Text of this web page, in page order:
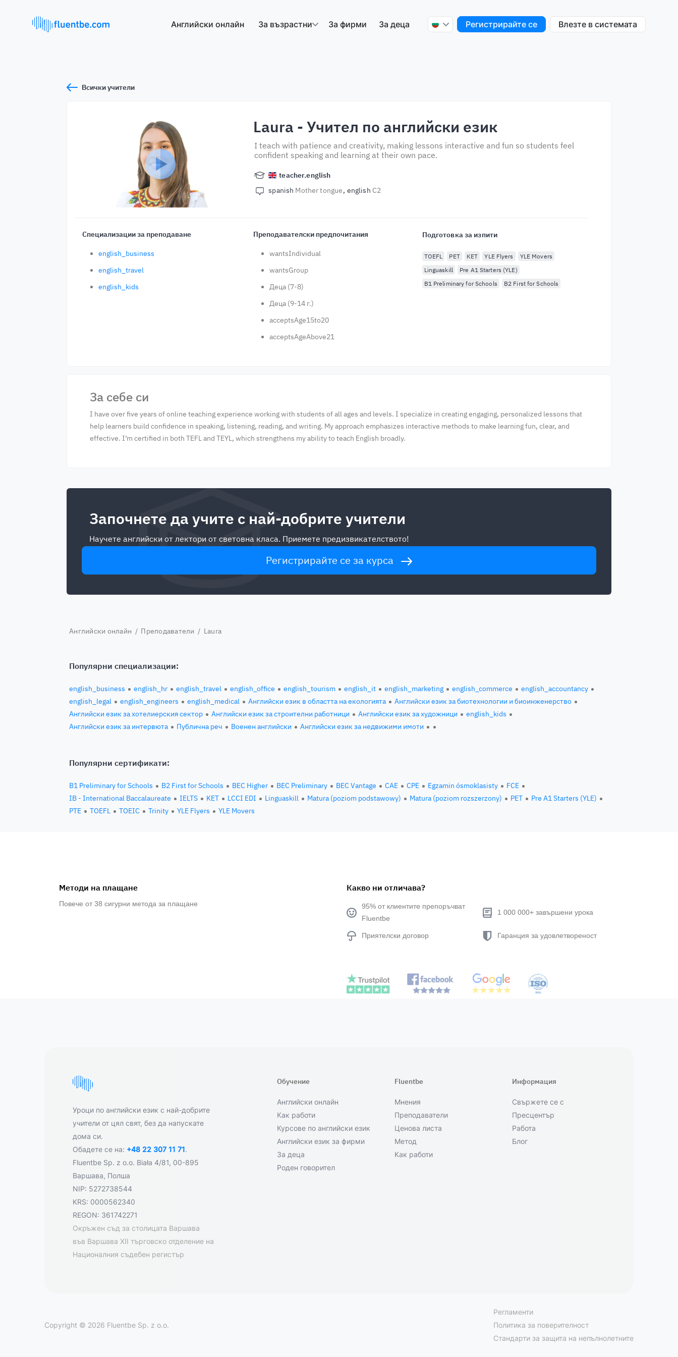
Английски онлайн За възрастни За фирми За деца Регистрирайте се Влезте в системата
Всички учители
Laura - Учител по английски език
I teach with patience and creativity, making lessons interactive and fun so students feel
confident speaking and learning at their own pace.
teacher.english
spanish Mother tongue english C2
Специализации за преподаване
english_business
english_travel
english_kids
Преподавателски предпочитания
wantsIndividual
wantsGroup
Деца (7-8)
Деца (9-14 г.)
acceptsAge15to20
acceptsAgeAbove21
Подготовка за изпити
TOEFL PET KET YLE Flyers
YLE Movers
Linguaskill
Pre A1 Starters (YLE)
B1 Preliminary for Schools
B2 First for Schools
За себе си
I have over five years of online teaching experience working with students of all ages and levels. I specialize in creating engaging, personalized lessons that
help learners build confidence in speaking, listening, reading, and writing. My approach emphasizes interactive methods to make learning fun, clear, and
effective. I’m certified in both TEFL and TEYL, which strengthens my ability to teach English broadly.
Започнете да учите с най-добрите учители
Научете английски от лектори от световна класа. Приемете предизвикателството!
Регистрирайте се за курса
Английски онлайн / Преподаватели / Laura
Популярни специализации:
english_business english_hr english_travel english_office english_tourism english_it english_marketing english_commerce
english_accountancy
english_legal
english_engineers english_medical Английски език в областта на екологията
Английски език за биотехнологии и биоинженерство
Английски език за хотелиерския сектор
Английски език за строителни работници Английски език за художници
english_kids
Английски език за интервюта
Публична реч Военен английски Английски език за недвижими имоти
Популярни сертификати:
B1 Preliminary for Schools B2 First for Schools BEC Higher BEC Preliminary BEC Vantage CAE CPE Egzamin ósmoklasisty
FCE
IB - International Baccalaureate
IELTS KET LCCI EDI Linguaskill Matura (poziom podstawowy) Matura (poziom rozszerzony) PET
Pre A1 Starters (YLE)
PTE
TOEFL TOEIC Trinity YLE Flyers YLE Movers
Методи на плащане
Повече от 38 сигурни метода за плащане
Какво ни отличава?
95% от клиентите препоръчват
Fluentbe
1 000 000+ завършени урока
Приятелски договор Гаранция за удовлетвореност
Уроци по английски език с най-добрите
учители от цял свят, без да напускате
дома си.
Обадете се на: +48 22 307 11 71.
Fluentbe Sp. z o.o. Biała 4/81, 00-895
Варшава, Полша
NIP: 5272738544
KRS: 0000562340
REGON: 361742271
Окръжен съд за столицата Варшава
във Варшава XII търговско отделение на
Националния съдебен регистър
Обучение
Английски онлайн
Как работи
Курсове по английски език
Английски език за фирми
За деца
Роден говорител
Fluentbe
Мнения
Преподаватели
Ценова листа
Метод
Как работи
Информация
Свържете се с
Пресцентър
Работа
Блог
Copyright © 2026 Fluentbe Sp. z o.o.
Регламенти
Политика за поверителност
Стандарти за защита на непълнолетните